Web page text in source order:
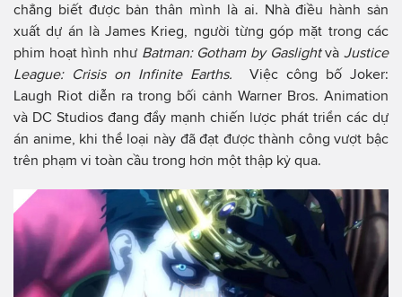
chẳng biết được bản thân mình là ai. Nhà điều hành sản
xuất dự án là James Krieg, người từng góp mặt trong các
phim hoạt hình như Batman: Gotham by GaslightvàJustice
League: Crisis on Infinite Earths.
Việc công bố Joker:
Laugh Riot diễn ra trong bối cảnh Warner Bros. Animation
và DC Studios đang đẩy mạnh chiến lược phát triển các dự
án anime, khi thể loại này đã đạt được thành công vượt bậc
trên phạm vi toàn cầu trong hơn một thập kỷ qua.